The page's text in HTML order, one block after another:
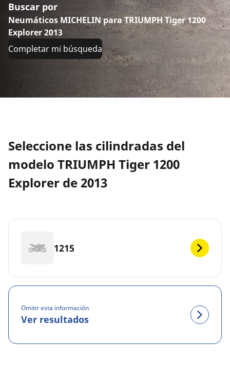
Buscar por
Neumáticos MICHELIN para TRIUMPH Tiger 1200
Explorer 2013
Completar mi búsqueda
Seleccione las cilindradas del
modelo TRIUMPH Tiger 1200
Explorer de 2013
1215
Omitir esta información
Ver resultados